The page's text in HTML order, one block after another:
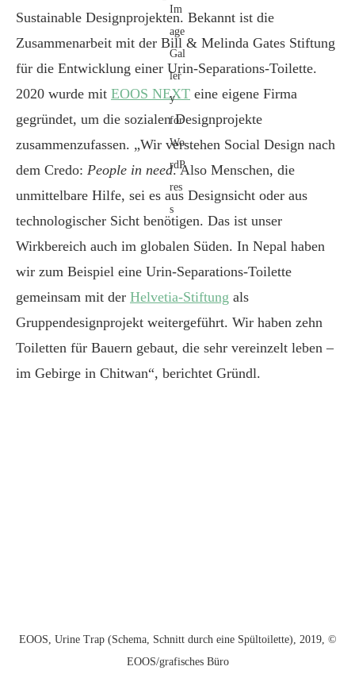
Sustainable Designprojekten. Bekannt ist die
Zusammenarbeit mit der Bill & Melinda Gates Stiftung
für die Entwicklung einer Urin-Separations-Toilette.
2020 wurde mit EOOS NEXT eine eigene Firma
gegründet, um die sozialen Designprojekte
zusammenzufassen. „Wir verstehen Social Design nach
dem Credo: People in need. Also Menschen, die
unmittelbare Hilfe, sei es aus Designsicht oder aus
technologischer Sicht benötigen. Das ist unser
Wirkbereich auch im globalen Süden. In Nepal haben
wir zum Beispiel eine Urin-Separations-Toilette
gemeinsam mit der Helvetia-Stiftung als
Gruppendesignprojekt weitergeführt. Wir haben zehn
Toiletten für Bauern gebaut, die sehr vereinzelt leben –
im Gebirge in Chitwan“, berichtet Gründl.
EOOS, Urine Trap (Schema, Schnitt durch eine Spültoilette), 2019, ©
EOOS/grafisches Büro